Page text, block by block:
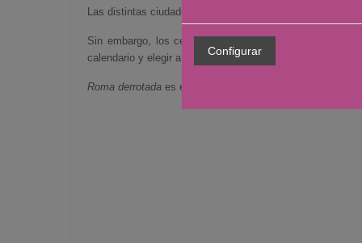
Las distintas ciudades celtíberas hacen frente común
Sin embargo, los celtíberos no contaban con que
calendario y elegir a los dos nuevos cónsules que
Roma derrotada es el primer volumen de la colección